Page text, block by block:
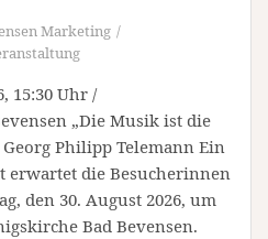
Marketing
15:30 Uhr /
„Die Musik ist die
Georg Philipp Telemann Ein
erwartet die Besucherinnen
den 30. August 2026, um
Bad Bevensen.